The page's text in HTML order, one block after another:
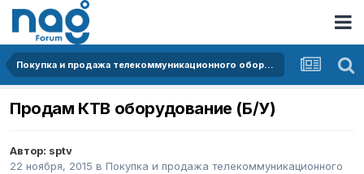
Покупка и продажа телекоммуникационного оборудования
Продам КТВ оборудование (Б/У)
Автор: sptv
22 ноября, 2015 в Покупка и продажа телекоммуникационного